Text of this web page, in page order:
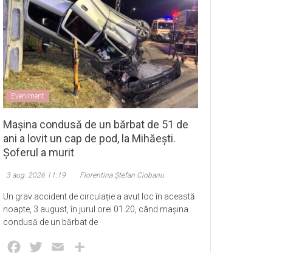
Eveniment
Mașina condusă de un bărbat de 51 de
ani a lovit un cap de pod, la Mihăești.
Șoferul a murit
3 aug. 2026 11:19 Florentina Ștefan Ciobanu
Un grav accident de circulație a avut loc în această
noapte, 3 august, în jurul orei 01.20, când mașina
condusă de un bărbat de
Facebook
Twitter Email